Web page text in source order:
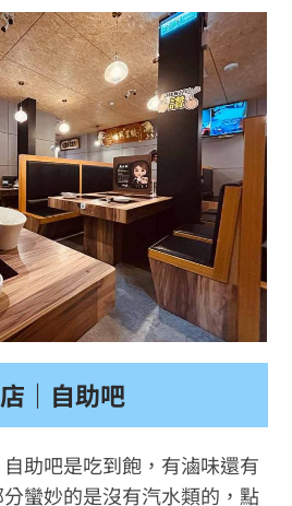
｜自助吧
自助吧是吃到飽，有滷味還有
蠻妙的是沒有汽水類的，點